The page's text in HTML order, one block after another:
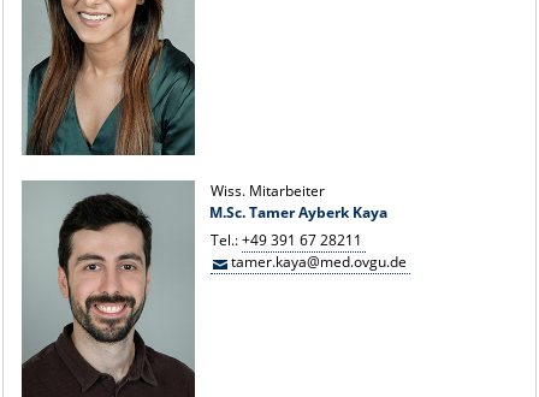
Wiss. Mitarbeiter
M.Sc. Tamer Ayberk Kaya
Tel.:+49 391 67 28211
tamer.kaya@med.ovgu.de